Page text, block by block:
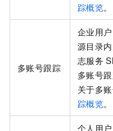
踪概览。
多账号跟踪
企业用
源目录
志服务
多账号跟
关于多
踪概览。
个人用